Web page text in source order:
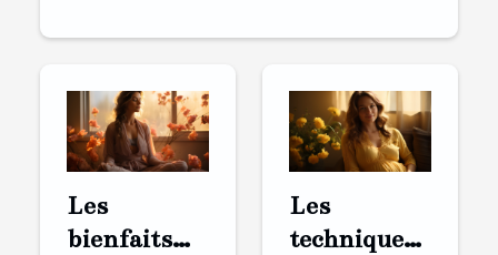
Les
bienfaits
Les
techniques